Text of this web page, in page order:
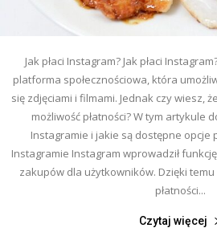
Jak płaci Instagram? Jak płaci
platforma społecznościowa, która
się zdjęciami i filmami. Jednak czy wiesz,
możliwość płatności? W tym artykule
Instagramie i jakie są dostępne opcje
Instagramie Instagram wprowadził
zakupów dla użytkowników. Dzięki
płatności...
Czytaj więcej